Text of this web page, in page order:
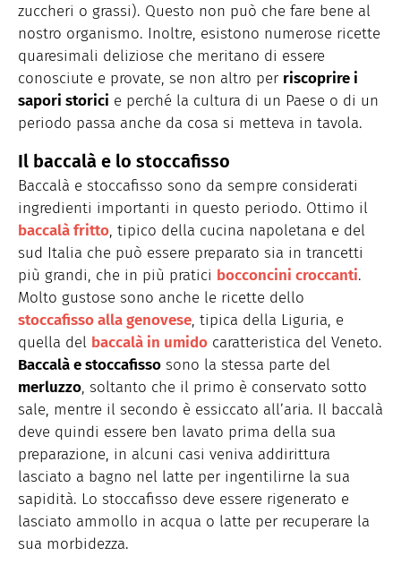
zuccheri o grassi). Questo non può che fare bene al
nostro organismo. Inoltre, esistono numerose ricette
quaresimali deliziose che meritano di essere
conosciute e provate, se non altro per riscoprire i
sapori storici e perché la cultura di un Paese o di un
periodo passa anche da cosa si metteva in tavola.
Il baccalà e lo stoccafisso
Baccalà e stoccafisso sono da sempre considerati
ingredienti importanti in questo periodo. Ottimo il
baccalà fritto, tipico della cucina napoletana e del
sud Italia che può essere preparato sia in trancetti
più grandi, che in più pratici bocconcini croccanti.
Molto gustose sono anche le ricette dello
stoccafisso alla genovese, tipica della Liguria, e
quella del baccalà in umido caratteristica del Veneto.
Baccalà e stoccafisso sono la stessa parte del
merluzzo, soltanto che il primo è conservato sotto
sale, mentre il secondo è essiccato all’aria. Il baccalà
deve quindi essere ben lavato prima della sua
preparazione, in alcuni casi veniva addirittura
lasciato a bagno nel latte per ingentilirne la sua
sapidità. Lo stoccafisso deve essere rigenerato e
lasciato ammollo in acqua o latte per recuperare la
sua morbidezza.